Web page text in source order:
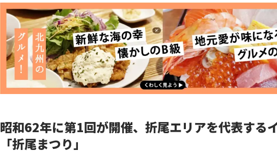
昭和62年に第1回が開催、折尾エリアを代表する
「折尾まつり」